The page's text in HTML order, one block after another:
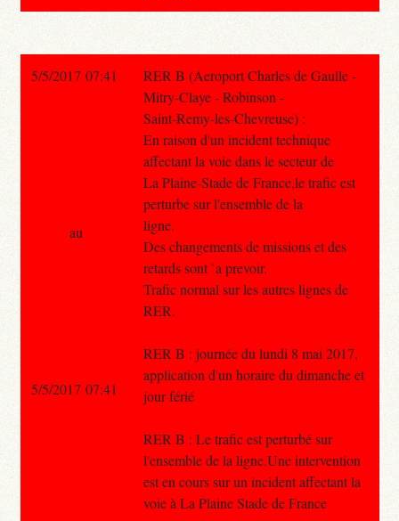
5/5/2017 07:41
RER B (Aeroport Charles de Gaulle -
Mitry-Claye - Robinson -
Saint-Remy-les-Chevreuse) :
En raison d'un incident technique
affectant la voie dans le secteur de
La Plaine-Stade de France,le trafic est
perturbe sur l'ensemble de la
ligne.
Des changements de missions et des
retards sont `a prevoir.
Trafic normal sur les autres lignes de
RER.
RER B : journée du lundi 8 mai 2017,
application d'un horaire du dimanche et
jour férié
RER B : Le trafic est perturbé sur
l'ensemble de la ligne.Une intervention
est en cours sur un incident affectant la
voie à La Plaine Stade de France
au
5/5/2017 07:41